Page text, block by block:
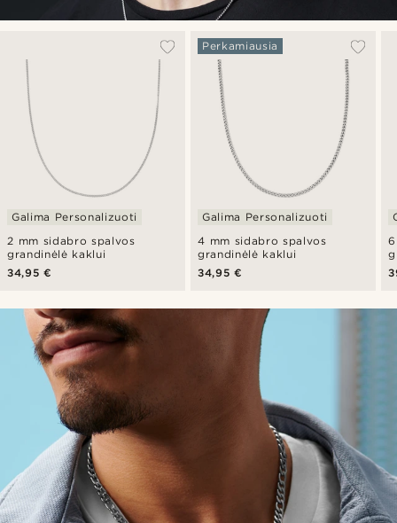
2 mm sidabro spalvos
grandinėlė kaklui
Galima Personalizuoti
34,95 €
4 mm sidabro spalvos
grandinėlė kaklui
Perkamiausia
Galima Personalizuoti
34,95 €